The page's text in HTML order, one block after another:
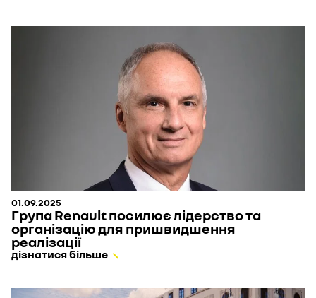
01.09.2025
Група Renault посилює лідерство та
організацію для пришвидшення
реалізації
дізнатися більше